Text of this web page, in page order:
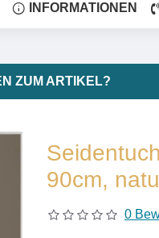
INFORMATIONEN
ZUM ARTIKEL?
90cm,
0